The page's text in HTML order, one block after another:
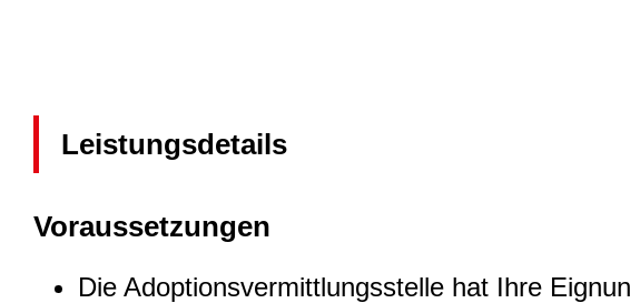
Leistungsdetails
Voraussetzungen
Die Adoptionsvermittlungsstelle hat Ihre